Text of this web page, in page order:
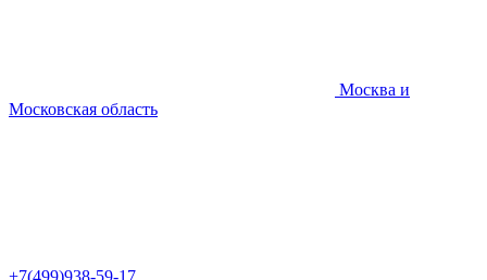
Москва и
Московская область
+7(499)938-59-17